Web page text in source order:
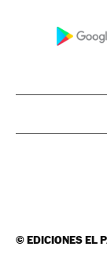
©EDICIONES EL